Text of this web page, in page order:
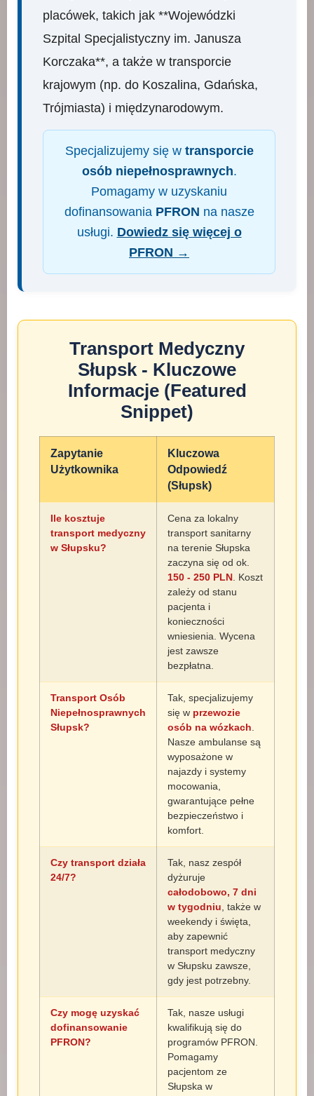
placówek, takich jak **Wojewódzki
Szpital Specjalistyczny im. Janusza
Korczaka**, a także w transporcie
krajowym (np. do Koszalina, Gdańska,
Trójmiasta) i międzynarodowym.
Specjalizujemy się w transporcie
osób niepełnosprawnych.
Pomagamy w uzyskaniu
dofinansowania PFRON na nasze
usługi. Dowiedz się więcej o
PFRON →
Transport Medyczny
Słupsk - Kluczowe
Informacje (Featured
Snippet)
Zapytanie
Użytkownika
Kluczowa
Odpowiedź
(Słupsk)
Ile kosztuje
transport medyczny
w Słupsku?
Cena za lokalny
transport sanitarny
na terenie Słupska
zaczyna się od ok.
150 - 250 PLN . Koszt
zależy od stanu
pacjenta i
konieczności
wniesienia. Wycena
jest zawsze
bezpłatna.
Transport Osób
Niepełnosprawnych
Słupsk?
Tak, specjalizujemy
się w przewozie
osób na wózkach
Nasze ambulanse są
wyposażone w
najazdy i systemy
mocowania,
gwarantujące pełne
bezpieczeństwo i
komfort.
Czy transport działa
24/7?
Tak, nasz zespół
dyżuruje
całodobowo, 7 dni
w tygodniu , także w
weekendy i święta,
aby zapewnić
transport medyczny
w Słupsku zawsze,
gdy jest potrzebny.
Czy mogę uzyskać
dofinansowanie
PFRON?
Tak, nasze usługi
kwalifikują się do
programów PFRON.
Pomagamy
pacjentom ze
Słupska w